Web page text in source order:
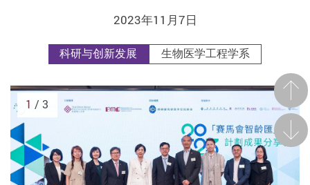
2023年11月7日
科研与创新发展 生物医学工程学系
前
后一
1 / 3